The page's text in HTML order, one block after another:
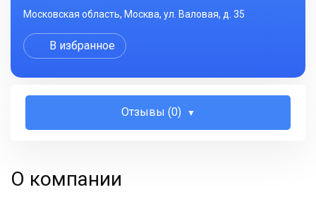
Московская область, Москва, ул. Валовая, д. 35
В избранное
Отзывы (0)
О компании